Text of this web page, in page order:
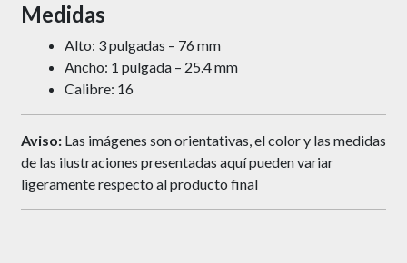
Medidas
Alto: 3 pulgadas – 76 mm
Ancho: 1 pulgada – 25.4 mm
Calibre: 16
Aviso: Las imágenes son orientativas, el color y las medidas
de las ilustraciones presentadas aquí pueden variar
ligeramente respecto al producto final